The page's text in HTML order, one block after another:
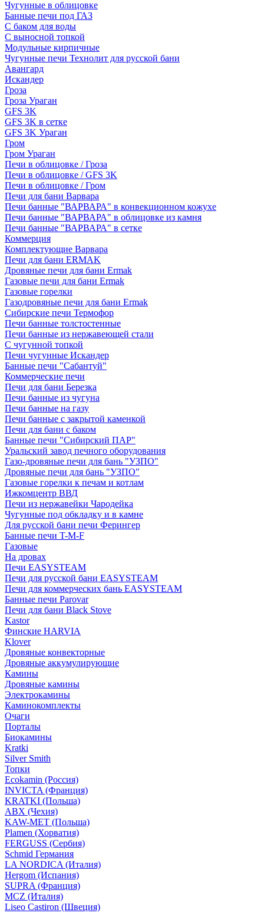
Чугунные в облицовке
Банные печи под ГАЗ
С баком для воды
С выносной топкой
Модульные кирпичные
Чугунные печи Технолит для русской бани
Авангард
Искандер
Гроза
Гроза Ураган
GFS 3K
GFS 3K в сетке
GFS 3K Ураган
Гром
Гром Ураган
Печи в облицовке / Гроза
Печи в облицовке / GFS 3K
Печи в облицовке / Гром
Печи для бани Варвара
Печи банные "ВАРВАРА" в конвекционном кожухе
Печи банные "ВАРВАРА" в облицовке из камня
Печи банные "ВАРВАРА" в сетке
Коммерция
Комплектующие Варвара
Печи для бани ERMAK
Дровяные печи для бани Ermak
Газовые печи для бани Ermak
Газовые горелки
Газодровяные печи для бани Ermak
Сибирские печи Термофор
Печи банные толстостенные
Печи банные из нержавеющей стали
С чугунной топкой
Печи чугунные Искандер
Банные печи "Сабантуй"
Коммерческие печи
Печи для бани Березка
Печи банные из чугуна
Печи банные на газу
Печи банные с закрытой каменкой
Печи для бани с баком
Банные печи "Сибирский ПАР"
Уральский завод печного оборудования
Газо-дровяные печи для бань "УЗПО"
Дровяные печи для бань "УЗПО"
Газовые горелки к печам и котлам
Ижкомцентр ВВД
Печи из нержавейки Чародейка
Чугунные под обкладку и в камне
Для русской бани печи Ферингер
Банные печи T-M-F
Газовые
На дровах
Печи EASYSTEAM
Печи для русской бани EASYSTEAM
Печи для коммерческих бань EASYSTEAM
Банные печи Parovar
Печи для бани Black Stove
Kastor
Финские HARVIA
Klover
Дровяные конвекторные
Дровяные аккумулирующие
Камины
Дровяные камины
Электрокамины
Каминокомплекты
Очаги
Порталы
Биокамины
Kratki
Silver Smith
Топки
Ecokamin (Россия)
INVICTA (Франция)
KRATKI (Польша)
ABX (Чехия)
KAW-MET (Польша)
Plamen (Хорватия)
FERGUSS (Сербия)
Schmid Германия
LA NORDICA (Италия)
Hergom (Испания)
SUPRA (Франция)
MCZ (Италия)
Liseo Castiron (Швеция)